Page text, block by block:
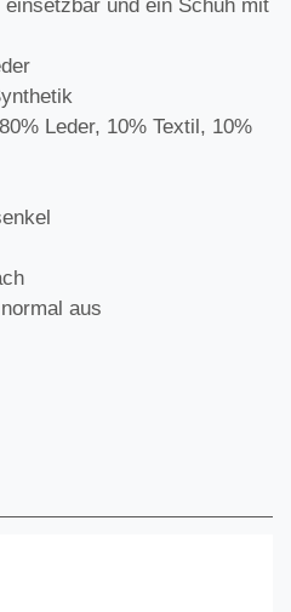
und ein Schuh mit
Leder, 10% Textil, 10%
aus